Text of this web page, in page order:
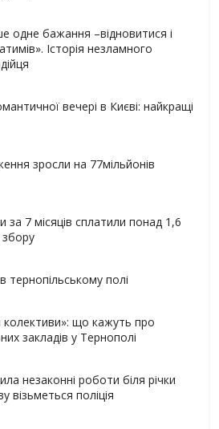
одне бажання –відновитися і
Історія незламного
вечері в Києві: найкращі
зросли на 77мільйонів
за 7 місяців сплатили понад 1,6
збору
тернопільському полі
що кажуть про
закладів у Тернополі
незаконні роботи біля річки
візьметься поліція